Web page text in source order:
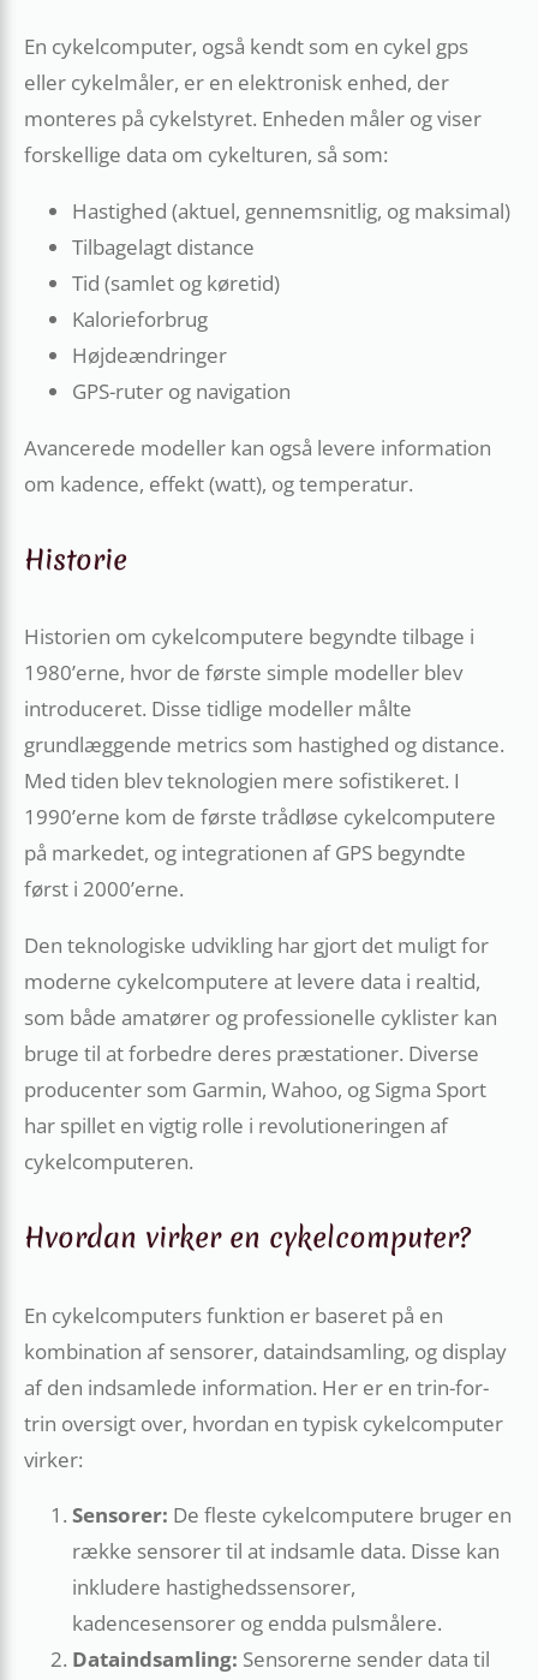
En cykelcomputer, også kendt som en cykel gps
eller cykelmåler, er en elektronisk enhed, der
monteres på cykelstyret. Enheden måler og viser
forskellige data om cykelturen, så som:
Hastighed (aktuel, gennemsnitlig, og maksimal)
Tilbagelagt distance
Tid (samlet og køretid)
Kalorieforbrug
Højdeændringer
GPS-ruter og navigation
Avancerede modeller kan også levere information
om kadence, effekt (watt), og temperatur.
Historie
Historien om cykelcomputere begyndte tilbage i
1980’erne, hvor de første simple modeller blev
introduceret. Disse tidlige modeller målte
grundlæggende metrics som hastighed og distance.
Med tiden blev teknologien mere sofistikeret. I
1990’erne kom de første trådløse cykelcomputere
på markedet, og integrationen af GPS begyndte
først i 2000’erne.
Den teknologiske udvikling har gjort det muligt for
moderne cykelcomputere at levere data i realtid,
som både amatører og professionelle cyklister kan
bruge til at forbedre deres præstationer. Diverse
producenter som Garmin, Wahoo, og Sigma Sport
har spillet en vigtig rolle i revolutioneringen af
cykelcomputeren.
Hvordan virker en cykelcomputer?
En cykelcomputers funktion er baseret på en
kombination af sensorer, dataindsamling, og display
af den indsamlede information. Her er en trin-for-
trin oversigt over, hvordan en typisk cykelcomputer
virker:
Sensorer: De fleste cykelcomputere bruger en
række sensorer til at indsamle data. Disse kan
inkludere hastighedssensorer,
kadencesensorer og endda pulsmålere.
Dataindsamling: Sensorerne sender data til